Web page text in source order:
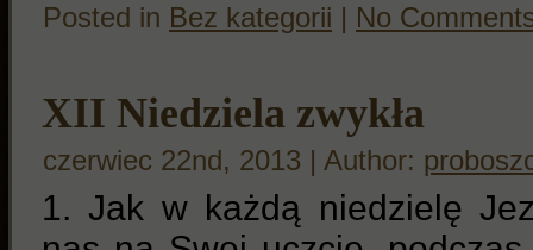
Posted in Bez kategorii | No
XII Niedziela zwykła
czerwiec 22nd, 2013 | Author:
1. Jak w każdą niedzielę